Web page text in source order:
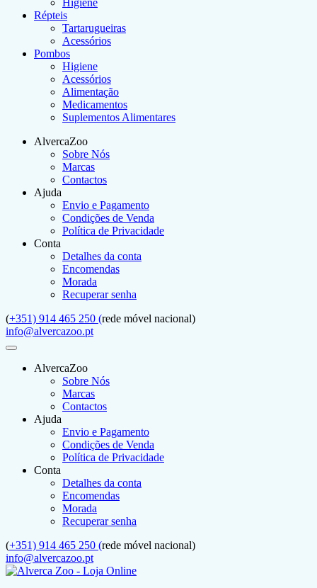
Higiene
Répteis
Tartarugueiras
Acessórios
Pombos
Higiene
Acessórios
Alimentação
Medicamentos
Suplementos Alimentares
AlvercaZoo
Sobre Nós
Marcas
Contactos
Ajuda
Envio e Pagamento
Condições de Venda
Política de Privacidade
Conta
Detalhes da conta
Encomendas
Morada
Recuperar senha
(+351) 914 465 250 (rede móvel nacional)
info@alvercazoo.pt
AlvercaZoo
Sobre Nós
Marcas
Contactos
Ajuda
Envio e Pagamento
Condições de Venda
Política de Privacidade
Conta
Detalhes da conta
Encomendas
Morada
Recuperar senha
(+351) 914 465 250 (rede móvel nacional)
info@alvercazoo.pt